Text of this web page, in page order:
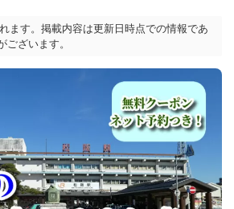
ます。掲載内容は更新日時点での情報であ
ございます。